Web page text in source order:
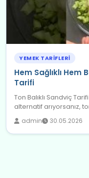
YEMEK TARIFLERI
Hem Sağlıklı Hem
Tarifi
Ton Balıklı Sandviç
alternatif arıyorsanız,
admin 30.05.2026